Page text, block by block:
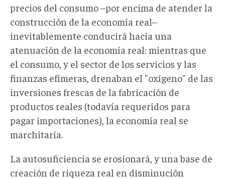
precios del consumo –por encima de atender la
construcción de la economía real–
inevitablemente conducirá hacia una
atenuación de la economía real: mientras que
el consumo, y el sector de los servicios y las
finanzas efímeras, drenaban el "oxígeno" de las
inversiones frescas de la fabricación de
productos reales (todavía requeridos para
pagar importaciones), la economía real se
marchitaría.
La autosuficiencia se erosionará, y una base de
creación de riqueza real en disminución